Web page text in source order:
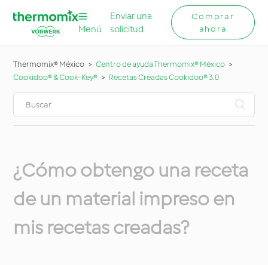
Menú
Enviar una
solicitud
Comprar
ahora
Thermomix® México
Centro de ayuda Thermomix® México
Cookidoo® & Cook-Key®
Recetas Creadas Cookidoo® 3.0
¿Cómo obtengo una receta
de un material impreso en
mis recetas creadas?